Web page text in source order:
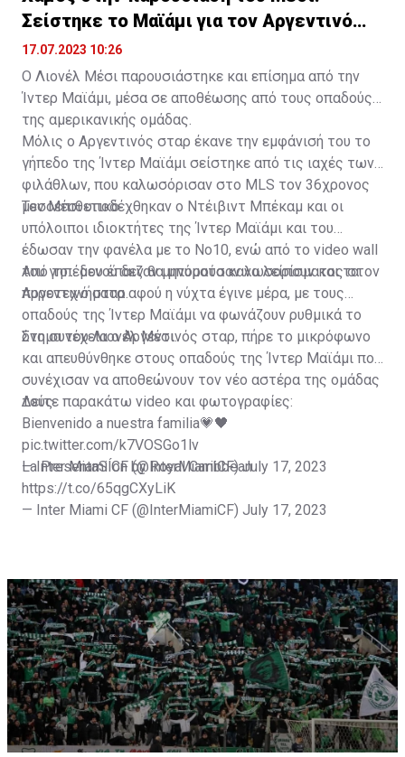
Σείστηκε το Μαϊάμι για τον Αργεντινό
σταρ
17.07.2023 10:26
Ο Λιονέλ Μέσι παρουσιάστηκε και επίσημα από την
Ίντερ Μαϊάμι, μέσα σε αποθέωσης από τους οπαδούς
της αμερικανικής ομάδας.
Μόλις ο Αργεντινός σταρ έκανε την εμφάνισή του το
γήπεδο της Ίντερ Μαϊάμι σείστηκε από τις ιαχές των
φιλάθλων, που καλωσόρισαν στο MLS τον 36χρονος
μεσοεπιθετικό.
Τον Μέσι υποδέχθηκαν ο Ντέιβιντ Μπέκαμ και οι
υπόλοιποι ιδιοκτήτες της Ίντερ Μαϊάμι και του
έδωσαν την φανέλα με το Νο10, ενώ από το video wall
του γηπέδου έπαιζαν μηνύματα καλωσορίσματος στον
Αργεντινό σταρ.
Από το... μενού δεν θα μπορούσαν να λείπουν και τα
πυροτεχνήματα αφού η νύχτα έγινε μέρα, με τους
οπαδούς της Ίντερ Μαϊάμι να φωνάζουν ρυθμικά το
όνομα του Λιονέλ Μέσι.
Στη συνέχεια ο Αργεντινός σταρ, πήρε το μικρόφωνο
και απευθύνθηκε στους οπαδούς της Ίντερ Μαϊάμι που
συνέχισαν να αποθεώνουν τον νέο αστέρα της ομάδας
τους.
Δείτε παρακάτω video και φωτογραφίες:
Bienvenido a nuestra familia💗🖤
pic.twitter.com/k7VOSGo1lv
— Inter Miami CF (@InterMiamiCF)July 17, 2023
La PresentaSÍon by Royal Caribbean
https://t.co/65qgCXyLiK
— Inter Miami CF (@InterMiamiCF) July 17, 2023